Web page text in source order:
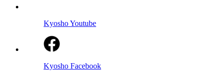
Kyosho Youtube
Kyosho Facebook